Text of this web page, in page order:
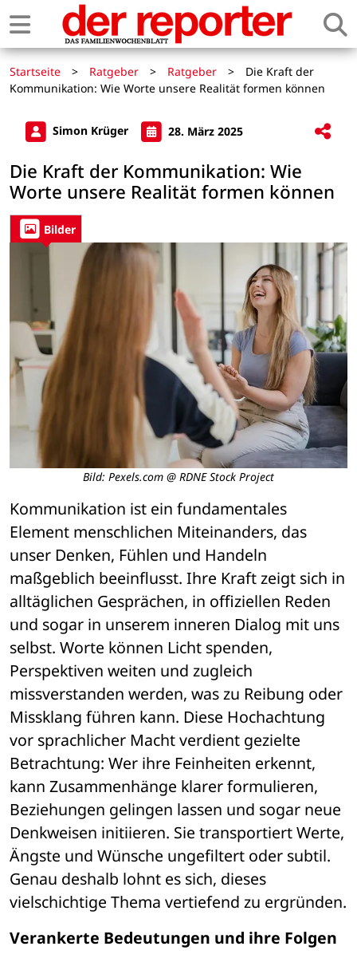
Startseite > Ratgeber > Ratgeber >
Die Kraft der
Kommunikation: Wie Worte unsere Realität formen können
Simon Krüger 28. März 2025
Die Kraft der Kommunikation: Wie
Worte unsere Realität formen können
Bilder
Bild: Pexels.com @ RDNE Stock Project
Kommunikation ist ein fundamentales
Element menschlichen Miteinanders, das
unser Denken, Fühlen und Handeln
maßgeblich beeinflusst. Ihre Kraft zeigt sich in
alltäglichen Gesprächen, in offiziellen Reden
und sogar in unserem inneren Dialog mit uns
selbst. Worte können Licht spenden,
Perspektiven weiten und zugleich
missverstanden werden, was zu Reibung oder
Missklang führen kann. Diese Hochachtung
vor sprachlicher Macht verdient gezielte
Betrachtung: Wer ihre Feinheiten erkennt,
kann Zusammenhänge klarer formulieren,
Beziehungen gelingen lassen und sogar neue
Denkweisen initiieren. Sie transportiert Werte,
Ängste und Wünsche ungefiltert oder subtil.
Genau deshalb lohnt es sich, dieses
vielschichtige Thema vertiefend zu ergründen.
Verankerte Bedeutungen und ihre Folgen